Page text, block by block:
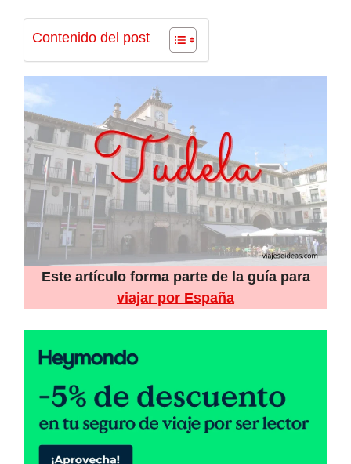
Contenido del post
Este artículo forma parte de la guía para
viajar por España